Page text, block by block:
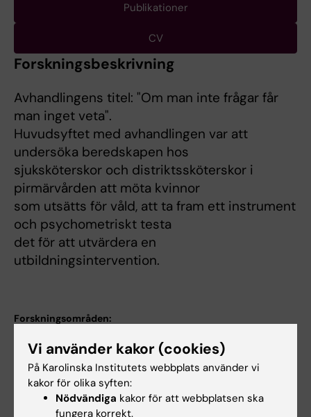
Publikationer
CV
Forskningsbeskrivning
Avhandlingens titel: "Om man inte frågar får
man inget veta".
Huvudsyftet med avhandlingen var att
undersöka beredskapen hos
sjuksköterskor och distriktssköterskor i
pirmärvården att möta kvinnor
som utsätts för våld, att ta fram ett instrument
och psychometriskt testa
det för att utvärdera en
utbildningsintervention.
Forskningsområden:
Är du Eva Sundborg?
Redigera din profil
Vi använder kakor (cookies)
På Karolinska Institutets webbplats använder vi
kakor för olika syften:
Nödvändiga kakor för att webbplatsen ska
fungera korrekt.